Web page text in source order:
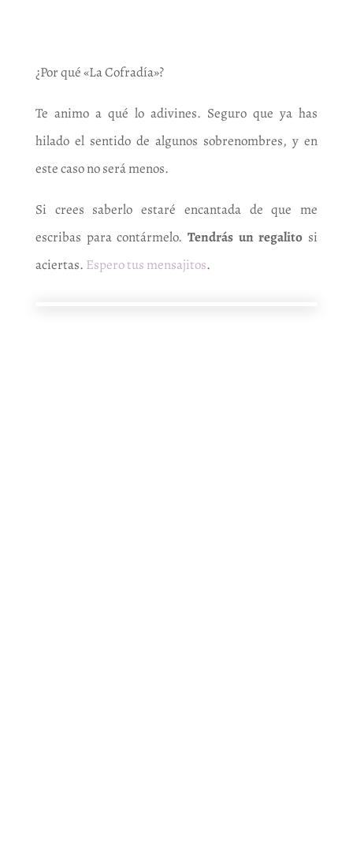
¿Por qué «La Cofradía»?
Te animo a qué lo adivines. Seguro que ya has
hilado el sentido de algunos sobrenombres, y en
este caso no será menos.
Si crees saberlo estaré encantada de que me
escribas para contármelo. Tendrás un regalito si
aciertas. Espero tus mensajitos.